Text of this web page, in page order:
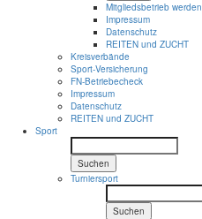
Mitgliedsbetrieb werden
Impressum
Datenschutz
REITEN und ZUCHT
Kreisverbände
Sport-Versicherung
FN-Betriebecheck
Impressum
Datenschutz
REITEN und ZUCHT
Sport
Suchen
Turniersport
Suchen